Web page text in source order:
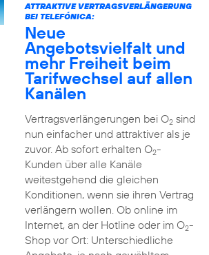
ATTRAKTIVE VERTRAGSVERLÄNGERUNG
BEI TELEFÓNICA:
Neue
Angebotsvielfalt und
mehr Freiheit beim
Tarifwechsel auf allen
Kanälen
Vertragsverlängerungen bei O2sind
nun einfacher und attraktiver als je
zuvor. Ab sofort erhalten O2-
Kunden über alle Kanäle
weitestgehend die gleichen
Konditionen, wenn sie ihren Vertrag
verlängern wollen. Ob online im
Internet, an der Hotline oder im O2-
Shop vor Ort: Unterschiedliche